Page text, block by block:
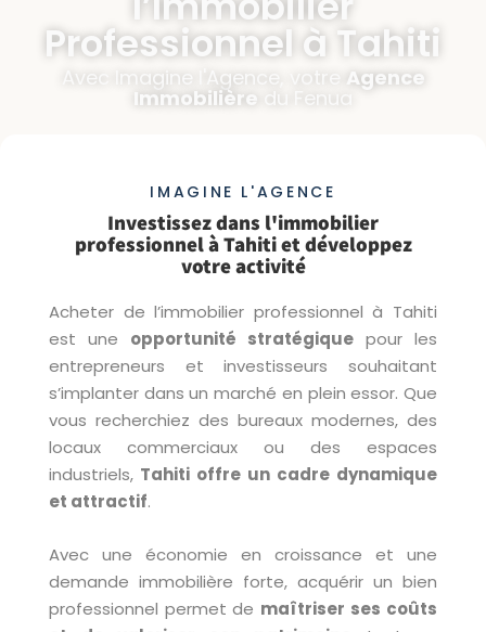
Professionnel à Tahiti
Avec Imagine l'Agence, votre Agence
Immobilière du Fenua
IMAGINE L'AGENCE
Investissez dans l'immobilier
professionnel à Tahiti et développez
votre activité
Acheter de l’immobilier professionnel à Tahiti
est une opportunité stratégique pour les
entrepreneurs et investisseurs souhaitant
s’implanter dans un marché en plein essor. Que
vous recherchiez des bureaux modernes, des
locaux commerciaux ou des espaces
industriels, Tahiti offre un cadre dynamique
et attractif.
Avec une économie en croissance et une
demande immobilière forte, acquérir un bien
professionnel permet de maîtriser ses coûts